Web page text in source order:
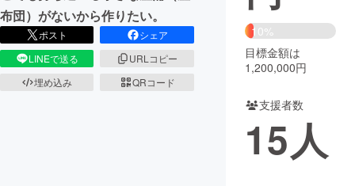
CAMPFIRE for Social Good CAMPFIRE Creation
CAMPFIREふるさと納税
コミュニティ
布団）がないから作りたい。
ポスト
シェア
LINEで送る
URLコピー
埋め込み
QRコード
10%
目標金額は
1,200,000円
支援者数
15人